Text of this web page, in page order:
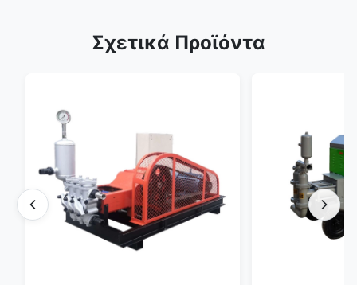
Σχετικά Προϊόντα